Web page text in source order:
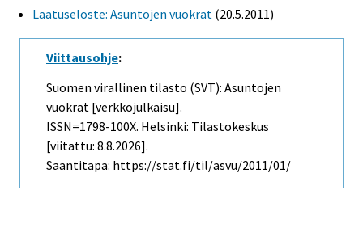
Laatuseloste: Asuntojen vuokrat (20.5.2011)
Viittausohje:
Suomen virallinen tilasto (SVT): Asuntojen
vuokrat [verkkojulkaisu].
ISSN=1798-100X. Helsinki: Tilastokeskus
[viitattu: 8.8.2026].
Saantitapa: https://stat.fi/til/asvu/2011/01/